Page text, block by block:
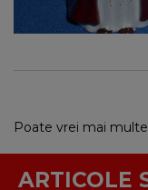
Poate vrei mai
ARTICOLE